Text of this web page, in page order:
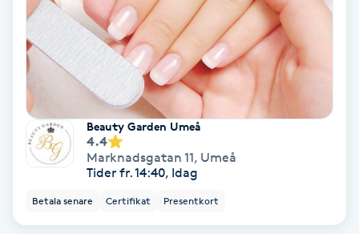
Fransförlängning Megavolym
Fransförlängning Volym
Fransk manikyr
Fransrengöring
Frekvensterapi
Beauty Garden Umeå
4.4
Marknadsgatan 11, Umeå
Tider fr. 14:40, Idag
Betala senare Certifikat Presentkort